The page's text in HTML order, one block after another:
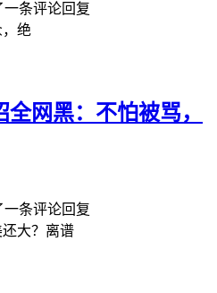
一条评论回复
绝
网黑：不怕被骂，
一条评论回复
大？离谱